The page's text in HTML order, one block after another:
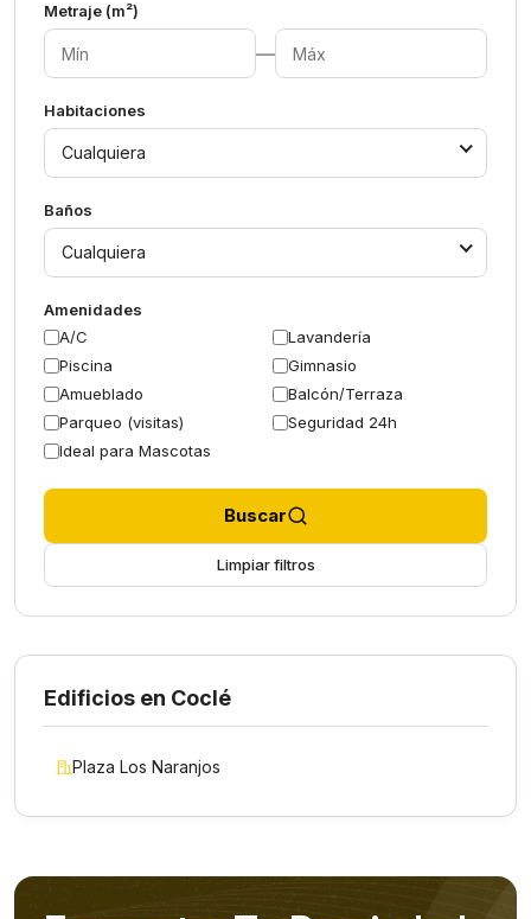
Metraje (m²)
—
Habitaciones
Cualquiera
Baños
Cualquiera
Amenidades
A/C
Lavandería
Piscina
Gimnasio
Amueblado
Balcón/Terraza
Parqueo (visitas)
Seguridad 24h
Ideal para Mascotas
Buscar
Limpiar filtros
Edificios en Coclé
Plaza Los Naranjos